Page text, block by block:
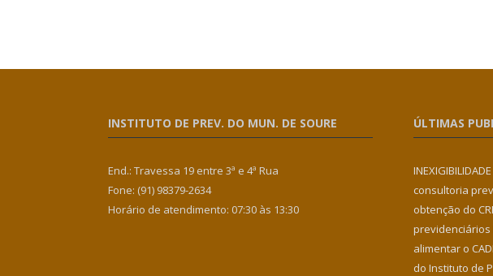
INSTITUTO DE PREV. DO MUN. DE SOURE
End.: Travessa 19 entre 3ª e 4ª Rua
Fone: (91) 98379-2634
Horário de atendimento: 07:30 às 13:30
ÚLTIMAS
consultoria
obtenção do
previdenciários
alimentar o
do Instituto de